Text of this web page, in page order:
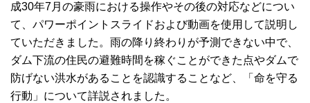
成30年7月の豪雨における操作やその後の対応などについ
て、パワーポイントスライドおよび動画を使用して説明し
ていただきました。雨の降り終わりが予測できない中で、
ダム下流の住民の避難時間を稼ぐことができた点やダムで
防げない洪水があることを認識することなど、「命を守る
行動」について詳説されました。